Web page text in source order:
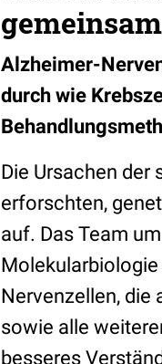
Alzheimer-
durch wie
Die Ursachen der
erforschten,
auf. Das Team
Nervenzellen, die
sowie alle
besseres